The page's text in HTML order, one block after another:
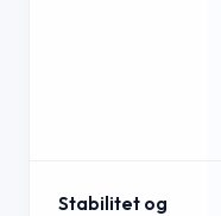
Stabilitet og